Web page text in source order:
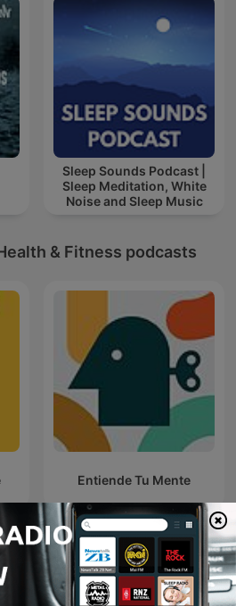
Sleep Sounds Podcast |
Sleep Meditation, White
Noise and Sleep Music
& Fitness podcasts
Entiende Tu Mente